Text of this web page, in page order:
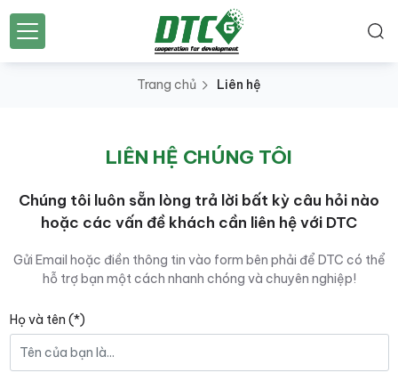
Trang chủ Liên hệ
LIÊN HỆ CHÚNG TÔI
Chúng tôi luôn sẵn lòng trả lời bất kỳ câu hỏi nào
hoặc các vấn đề khách cần liên hệ với DTC
Gửi Email hoặc điền thông tin vào form bên phải để DTC có thể
hỗ trợ bạn một cách nhanh chóng và chuyên nghiệp!
Họ và tên (*)